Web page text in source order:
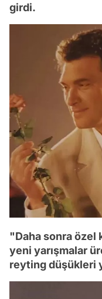
girdi.
"Daha sonra özel
yeni yarışmalar
reyting düşükleri